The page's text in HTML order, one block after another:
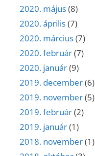
2020. május(8)
2020. április(7)
2020. március(7)
2020. február(7)
2020. január(9)
2019. december(6)
2019. november(5)
2019. február(2)
2019. január(1)
2018. november(1)